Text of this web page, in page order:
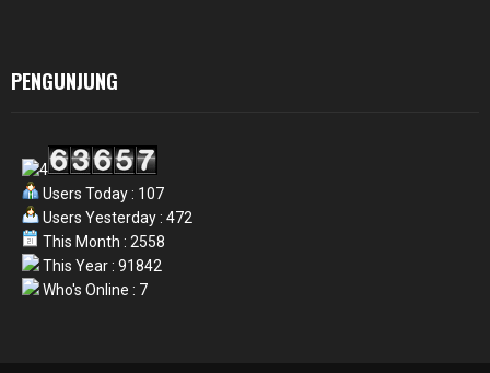
PENGUNJUNG
Users Today : 107
Users Yesterday : 472
This Month : 2558
This Year : 91842
Who's Online : 7